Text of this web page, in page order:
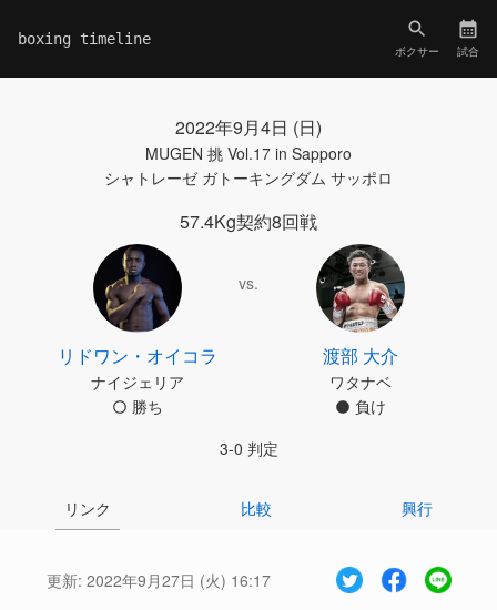
boxing timeline
ボクサー 試合
2022年9月4日 (日)
MUGEN 挑 Vol.17 in Sapporo
シャトレーゼ ガトーキングダム サッポロ
57.4Kg契約8回戦
リドワン・オイコラ
ナイジェリア
勝ち
vs.
渡部 大介
ワタナベ
負け
3-0 判定
リンク 比較 興行
更新: 2022年9月27日 (火) 16:17